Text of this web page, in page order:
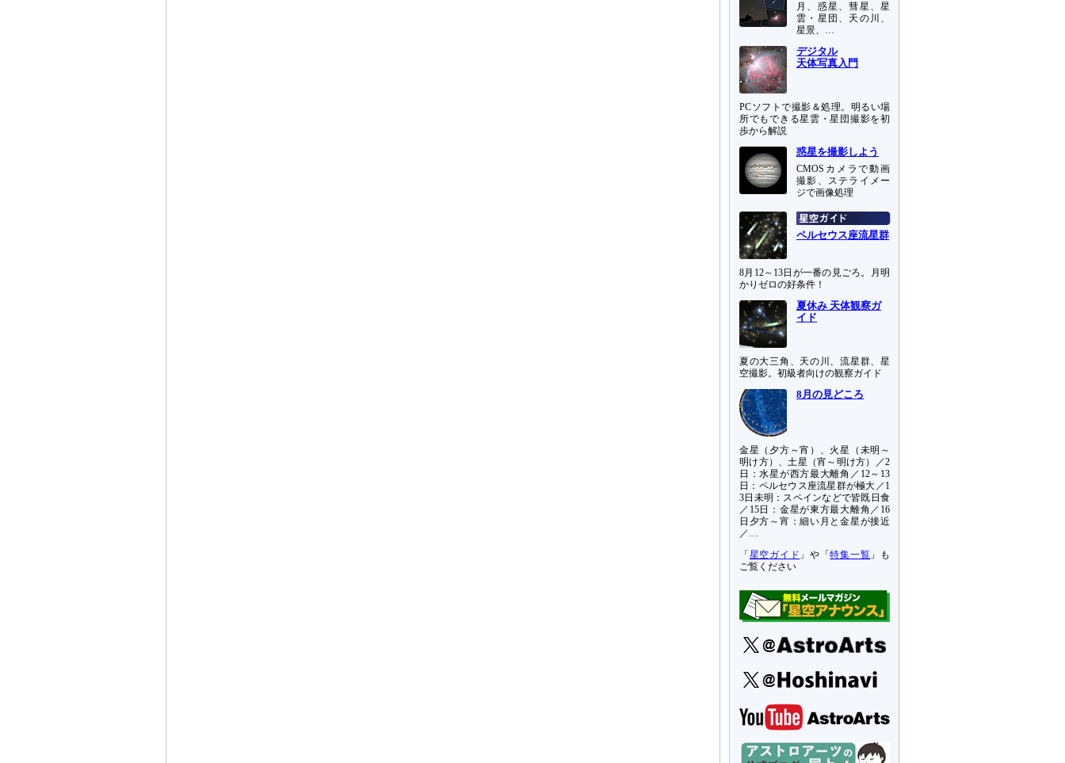
月、惑星、彗星、星
雲・星団、天の川、
星景、…
デジタル
天体写真入門
PCソフトで撮影＆処理。明るい場
所でもできる星雲・星団撮影を初
歩から解説
惑星を撮影しよう
CMOSカメラで動画
撮影、ステライメー
ジで画像処理
ペルセウス座流星群
8月12～13日が一番の見ごろ。月明
かりゼロの好条件！
夏休み 天体観察ガ
イド
夏の大三角、天の川、流星群、星
空撮影。初級者向けの観察ガイド
8月の見どころ
金星（夕方～宵）、火星（未明～
明け方）、土星（宵～明け方）／2
日：水星が西方最大離角／12～13
日：ペルセウス座流星群が極大／1
3日未明：スペインなどで皆既日食
／15日：金星が東方最大離角／16
日夕方～宵：細い月と金星が接近
／…
「 星空ガイド 」や「特集一覧 」も
ご覧ください